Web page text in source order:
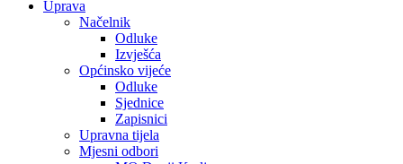
Uprava
Načelnik
Odluke
Izvješća
Općinsko vijeće
Odluke
Sjednice
Zapisnici
Upravna tijela
Mjesni odbori